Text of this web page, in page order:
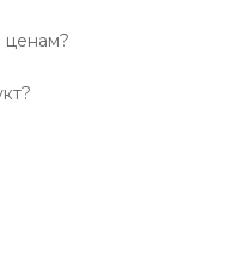
ценам?